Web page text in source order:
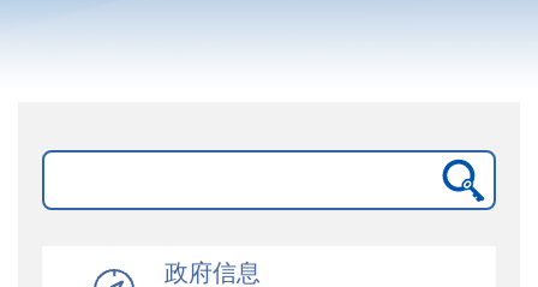
政府信息